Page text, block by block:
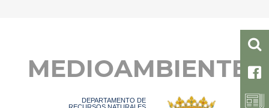
MEDIOAMBIENTE
DEPARTAMENTO DE